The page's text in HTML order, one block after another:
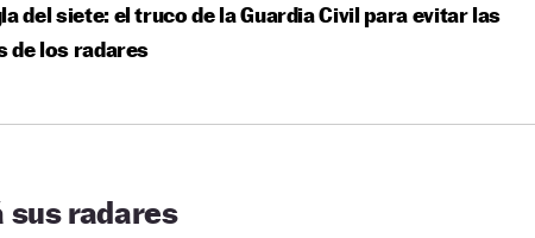
del siete: el truco de la Guardia Civil para evitar las
de los radares
sus radares